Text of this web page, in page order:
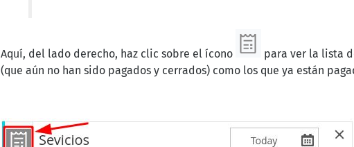
Aquí, del lado derecho, haz clic sobre el ícono para ver la lista
(que aún no han sido pagados y cerrados) como los que ya están